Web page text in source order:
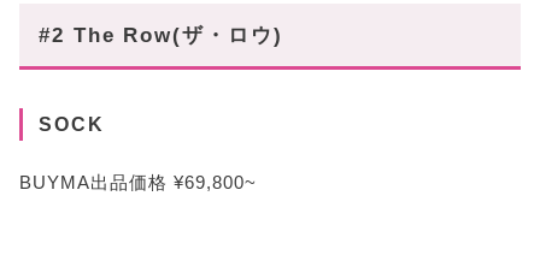
#2 The Row(ザ・ロウ)
SOCK
BUYMA出品価格 ¥69,800~